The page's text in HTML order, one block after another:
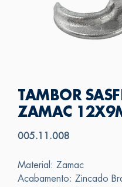
TAMBOR
ZAMAC
005.11.008
Material: Zamac
Acabamento: Zincado